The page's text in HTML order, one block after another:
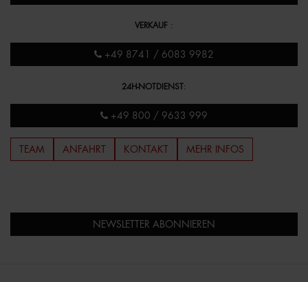
VERKAUF :
+49 8741 / 6083 9982
24H-NOTDIENST:
+49 800 / 9633 999
TEAM ANFAHRT KONTAKT MEHR INFOS
NEWSLETTER ABONNIEREN